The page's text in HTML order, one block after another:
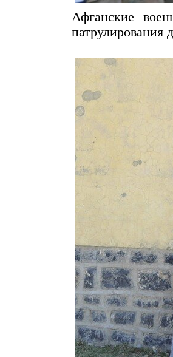
Афганские
патрулирования